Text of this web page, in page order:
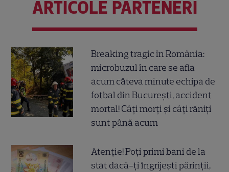
ARTICOLE PARTENERI
Breaking tragic în România:
microbuzul în care se afla
acum câteva minute echipa de
fotbal din București, accident
mortal! Câți morți și câți răniți
sunt până acum
Atenție! Poți primi bani de la
stat dacă-ți îngrijești părinții,